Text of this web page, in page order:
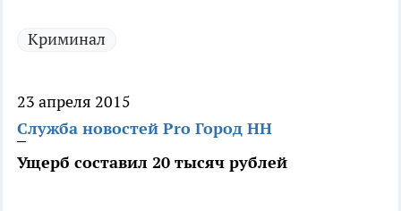
Криминал
23 апреля 2015
Служба новостей Pro Город НН
Ущерб составил 20 тысяч рублей